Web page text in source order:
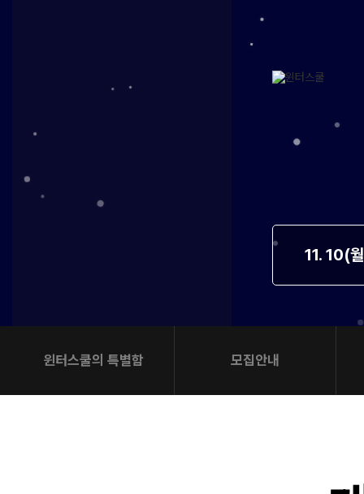
온라인 상담
자주 묻는 질문
11. 10(
윈터스쿨의 특별함 모집안내